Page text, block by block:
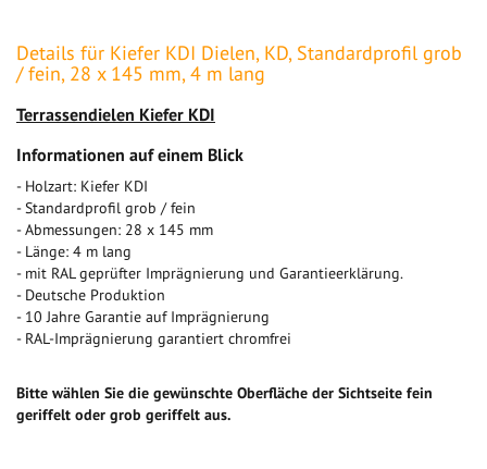
Details für Kiefer KDI Dielen, KD, Standardprofil grob
/ fein, 28 x 145 mm, 4 m lang
Terrassendielen Kiefer KDI
Informationen auf einem Blick
- Holzart: Kiefer KDI
- Standardprofil grob / fein
- Abmessungen: 28 x 145 mm
- Länge: 4 m lang
- mit RAL geprüfter Imprägnierung und Garantieerklärung.
- Deutsche Produktion
- 10 Jahre Garantie auf Imprägnierung
- RAL-Imprägnierung garantiert chromfrei
Bitte wählen Sie die gewünschte Oberfläche der Sichtseite fein
geriffelt oder grob geriffelt aus.